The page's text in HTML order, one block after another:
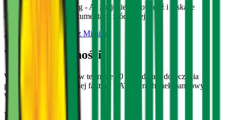
Zadaj pytanie o przetarg - AI znajdzie odpowiedź i wskaże
dokładny fragment dokumentacji źródłowej.
Złóż zwycięską ofertę z Mimira
Warunki płatności
Wynagrodzenie platne w terminie 30 dni od daty doreczenia
prawidlowo wystawionej faktury VAT, na rachunek bankowy
wskazany na fakturze.
Kary umowne